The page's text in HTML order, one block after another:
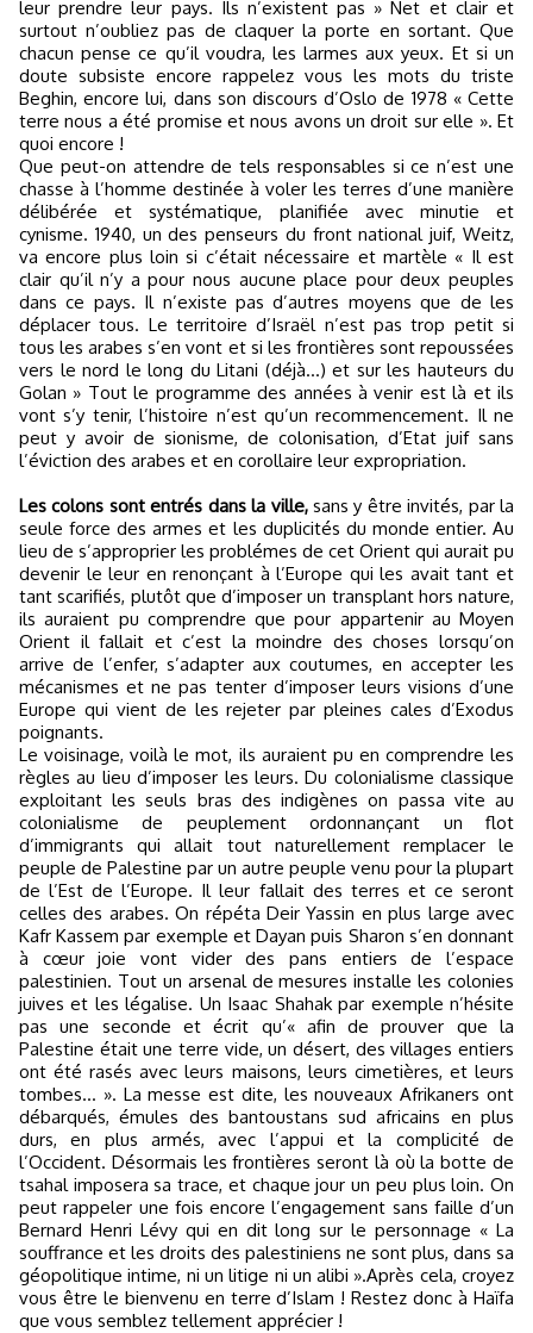
leur prendre leur pays. Ils n’existent pas » Net et clair et
surtout n’oubliez pas de claquer la porte en sortant. Que
chacun pense ce qu’il voudra, les larmes aux yeux. Et si un
doute subsiste encore rappelez vous les mots du triste
Beghin, encore lui, dans son discours d’Oslo de 1978 « Cette
terre nous a été promise et nous avons un droit sur elle ». Et
quoi encore !
Que peut-on attendre de tels responsables si ce n’est une
chasse à l’homme destinée à voler les terres d’une manière
délibérée et systématique, planifiée avec minutie et
cynisme. 1940, un des penseurs du front national juif, Weitz,
va encore plus loin si c’était nécessaire et martèle « Il est
clair qu’il n’y a pour nous aucune place pour deux peuples
dans ce pays. Il n’existe pas d’autres moyens que de les
déplacer tous. Le territoire d’Israël n’est pas trop petit si
tous les arabes s’en vont et si les frontières sont repoussées
vers le nord le long du Litani (déjà…) et sur les hauteurs du
Golan » Tout le programme des années à venir est là et ils
vont s’y tenir, l’histoire n’est qu’un recommencement. Il ne
peut y avoir de sionisme, de colonisation, d’Etat juif sans
l’éviction des arabes et en corollaire leur expropriation.
Les colons sont entrés dans la ville,sans y être invités, par la
seule force des armes et les duplicités du monde entier. Au
lieu de s’approprier les problémes de cet Orient qui aurait pu
devenir le leur en renonçant à l’Europe qui les avait tant et
tant scarifiés, plutôt que d’imposer un transplant hors nature,
ils auraient pu comprendre que pour appartenir au Moyen
Orient il fallait et c’est la moindre des choses lorsqu’on
arrive de l’enfer, s’adapter aux coutumes, en accepter les
mécanismes et ne pas tenter d’imposer leurs visions d’une
Europe qui vient de les rejeter par pleines cales d’Exodus
poignants.
Le voisinage, voilà le mot, ils auraient pu en comprendre les
règles au lieu d’imposer les leurs. Du colonialisme classique
exploitant les seuls bras des indigènes on passa vite au
colonialisme de peuplement ordonnançant un flot
d’immigrants qui allait tout naturellement remplacer le
peuple de Palestine par un autre peuple venu pour la plupart
de l’Est de l’Europe. Il leur fallait des terres et ce seront
celles des arabes. On répéta Deir Yassin en plus large avec
Kafr Kassem par exemple et Dayan puis Sharon s’en donnant
à cœur joie vont vider des pans entiers de l’espace
palestinien. Tout un arsenal de mesures installe les colonies
juives et les légalise. Un Isaac Shahak par exemple n’hésite
pas une seconde et écrit qu’« afin de prouver que la
Palestine était une terre vide, un désert, des villages entiers
ont été rasés avec leurs maisons, leurs cimetières, et leurs
tombes… ». La messe est dite, les nouveaux Afrikaners ont
débarqués, émules des bantoustans sud africains en plus
durs, en plus armés, avec l’appui et la complicité de
l’Occident. Désormais les frontières seront là où la botte de
tsahal imposera sa trace, et chaque jour un peu plus loin. On
peut rappeler une fois encore l’engagement sans faille d’un
Bernard Henri Lévy qui en dit long sur le personnage « La
souffrance et les droits des palestiniens ne sont plus, dans sa
géopolitique intime, ni un litige ni un alibi ».Après cela, croyez
vous être le bienvenu en terre d’Islam ! Restez donc à Haïfa
que vous semblez tellement apprécier !